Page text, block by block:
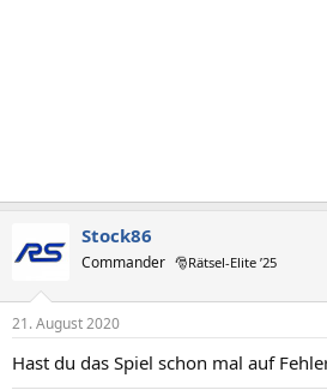
Stock86
Commander 🎅Rätsel-Elite ’25
21. August 2020
Hast du das Spiel schon mal auf